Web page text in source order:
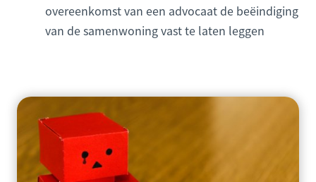
overeenkomst van een advocaat de beëindiging
van de samenwoning vast te laten leggen